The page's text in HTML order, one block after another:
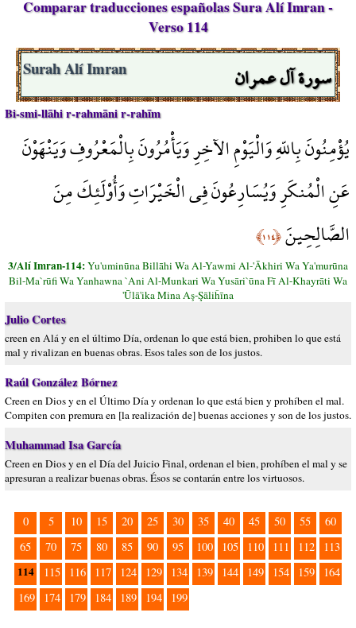
Comparar traducciones españolas Sura Alí Imran -
Verso 114
سورة آل عمران Surah Alí Imran
Bi-smi-llāhi r-rahmāni r-rahīm
يُؤْمِنُونَ بِاللّهِ وَالْيَوْمِ الآخِرِ وَيَأْمُرُونَ بِالْمَعْرُوفِ وَيَنْهَوْنَ
عَنِ الْمُنكَرِ وَيُسَارِعُونَ فِي الْخَيْرَاتِ وَأُوْلَئِكَ مِنَ
الصَّالِحِينَ﴿١١٤﴾
3/Alí Imran-114:Yu'uminūna Billāhi Wa Al-Yawmi Al-'Ākhiri Wa Ya'murūna
Bil-Ma`rūfi Wa Yanhawna `Ani Al-Munkari Wa Yusāri`ūna Fī Al-Khayrāti Wa
'Ūlā'ika Mina Aş-Şāliĥīna
Julio Cortes
creen en Alá y en el último Día, ordenan lo que está bien, prohiben lo que está
mal y rivalizan en buenas obras. Esos tales son de los justos.
Raúl González Bórnez
Creen en Dios y en el Último Día y ordenan lo que está bien y prohíben el mal.
Compiten con premura en [la realización de] buenas acciones y son de los justos.
Muhammad Isa García
Creen en Dios y en el Día del Juicio Final, ordenan el bien, prohíben el mal y se
apresuran a realizar buenas obras. Ésos se contarán entre los virtuosos.
0 5 10 15 20 25 30 35 40 45 50 55
60
65
70 75 80 85 90 95 100 105 110 111 112 113
114 115 116 117 124 129 134 139 144 149 154 159
164
169
174 179 184 189 194 199